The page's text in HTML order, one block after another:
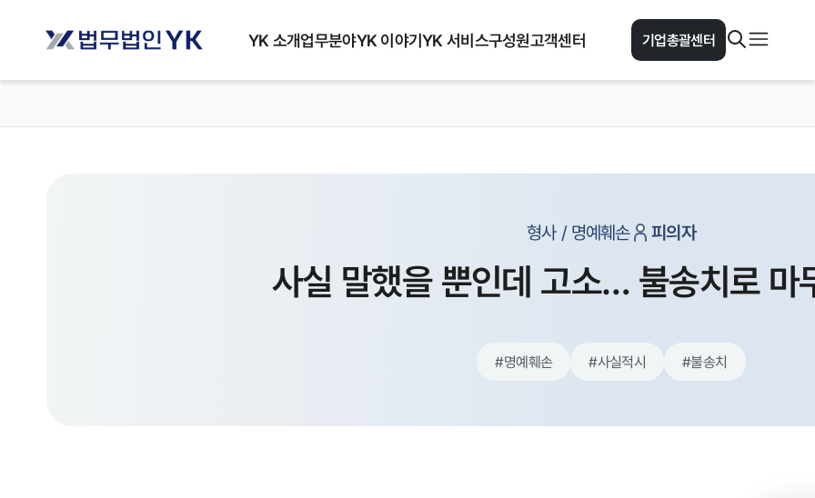
YK 소개업무분야YK 이야기YK 서비스구성원고객센터 기업총괄센터
형사 / 명예훼손 피의자
사실 말했을 뿐인데 고소… 불송치로 마
#명예훼손 #사실적시 #불송치